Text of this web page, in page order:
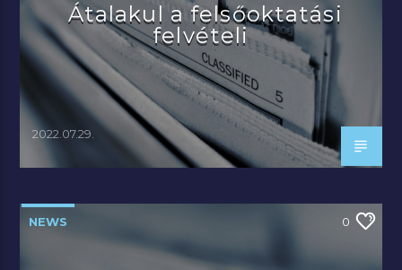
Átalakul a felsőoktatási
felvételi
2022.07.29.
NEWS 0